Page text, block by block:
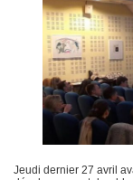
Jeudi dernier 27 avril